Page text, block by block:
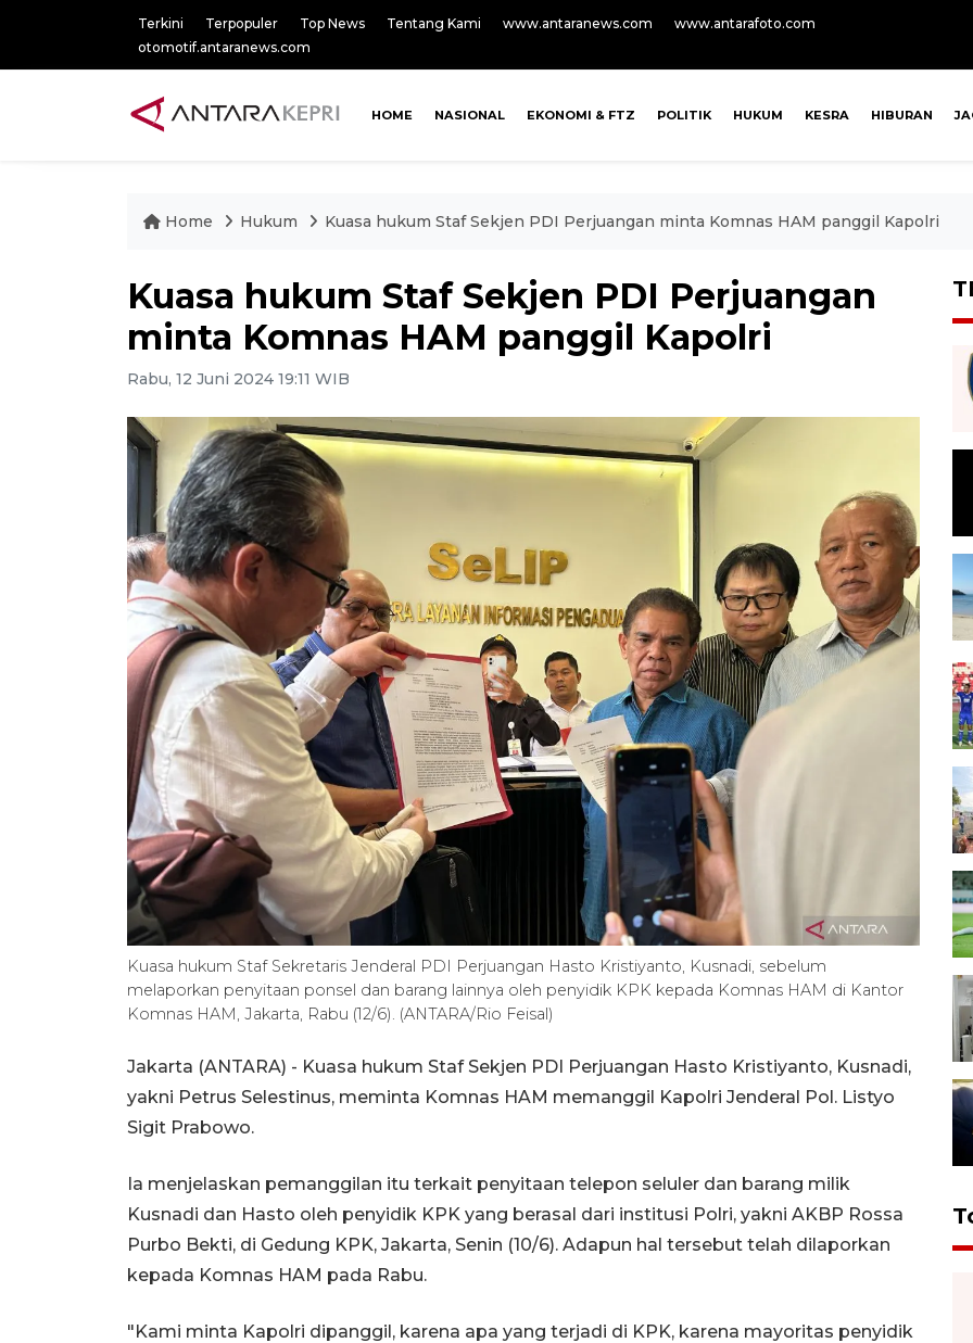
Terkini Terpopuler Top News Tentang Kami www.antaranews.com
www.antarafoto.com
otomotif.antaranews.com
HOME NASIONAL EKONOMI & FTZ POLITIK HUKUM KESRA HIBURAN
Home Hukum Kuasa hukum Staf Sekjen PDI Perjuangan minta Komnas HAM panggil Kapolri
Kuasa hukum Staf Sekjen PDI Perjuangan
minta Komnas HAM panggil Kapolri
Rabu, 12 Juni 2024 19:11 WIB
Kuasa hukum Staf Sekretaris Jenderal PDI Perjuangan Hasto Kristiyanto, Kusnadi, sebelum
melaporkan penyitaan ponsel dan barang lainnya oleh penyidik KPK kepada Komnas HAM di Kantor
Komnas HAM, Jakarta, Rabu (12/6). (ANTARA/Rio Feisal)
Jakarta (ANTARA) - Kuasa hukum Staf Sekjen PDI Perjuangan Hasto Kristiyanto, Kusnadi,
yakni Petrus Selestinus, meminta Komnas HAM memanggil Kapolri Jenderal Pol. Listyo
Sigit Prabowo.
Ia menjelaskan pemanggilan itu terkait penyitaan telepon seluler dan barang milik
Kusnadi dan Hasto oleh penyidik KPK yang berasal dari institusi Polri, yakni AKBP Rossa
Purbo Bekti, di Gedung KPK, Jakarta, Senin (10/6). Adapun hal tersebut telah dilaporkan
kepada Komnas HAM pada Rabu.
"Kami minta Kapolri dipanggil, karena apa yang terjadi di KPK, karena mayoritas penyidik